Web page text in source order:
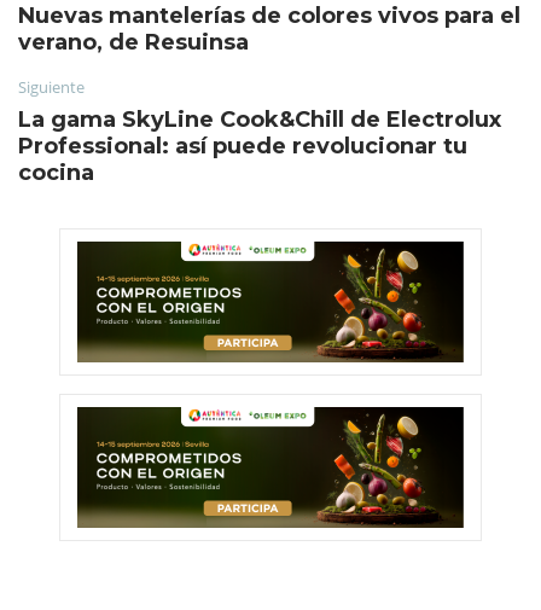
Nuevas mantelerías de colores vivos para el
verano, de Resuinsa
Siguiente
La gama SkyLine Cook&Chill de Electrolux
Professional: así puede revolucionar tu
cocina